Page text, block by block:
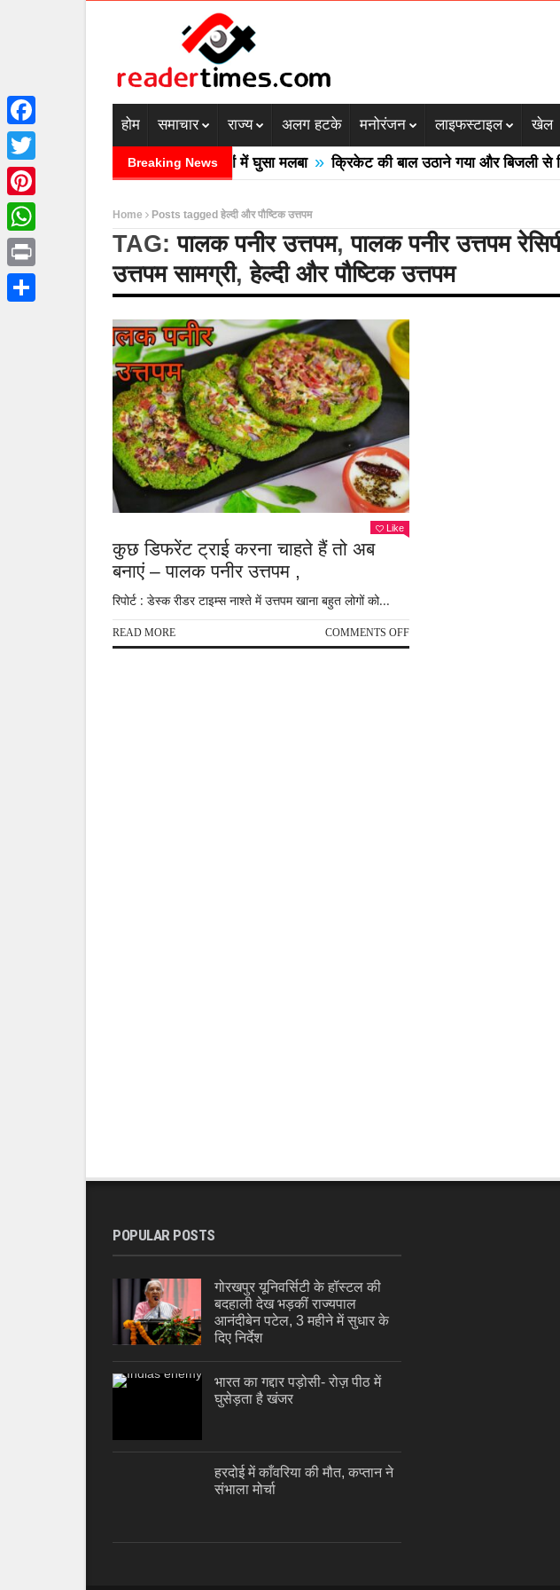
होम समाचार राज्य अलग हटके मनोरंजन लाइफस्टाइल खेल
Breaking News
में बादल फटने से तीन की मौत घरों में घुसा मलबा » क्रिकेट की बाल उठाने गया और बिजली से
Home Posts tagged हेल्दी और पौष्टिक उत्तपम
TAG:पालक पनीर उत्तपम,पालक पनीर उत्तपम
उत्तपम सामग्री,हेल्दी और पौष्टिक उत्तपम
Like
कुछ डिफरेंट ट्राई करना चाहते हैं तो अब
बनाएं – पालक पनीर उत्तपम ,
रिपोर्ट : डेस्क रीडर टाइम्स नाश्ते में उत्तपम खाना बहुत लोगों को...
READ MORE COMMENTS OFFON
कुछ
POPULAR POSTS
गोरखपुर यूनिवर्सिटी के हॉस्टल की
बदहाली देख भड़कीं राज्यपाल
आनंदीबेन पटेल, 3 महीने में सुधार के
दिए निर्देश
भारत का गद्दार पड़ोसी- रोज़ पीठ में
घुसेड़ता है खंजर
हरदोई में काँवरिया की मौत, कप्तान ने
संभाला मोर्चा
Facebook
Twitter
Pinterest
WhatsApp
Print